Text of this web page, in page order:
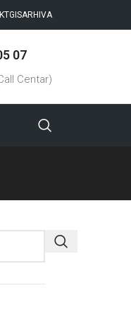
GISARHIVA
07
Centar)